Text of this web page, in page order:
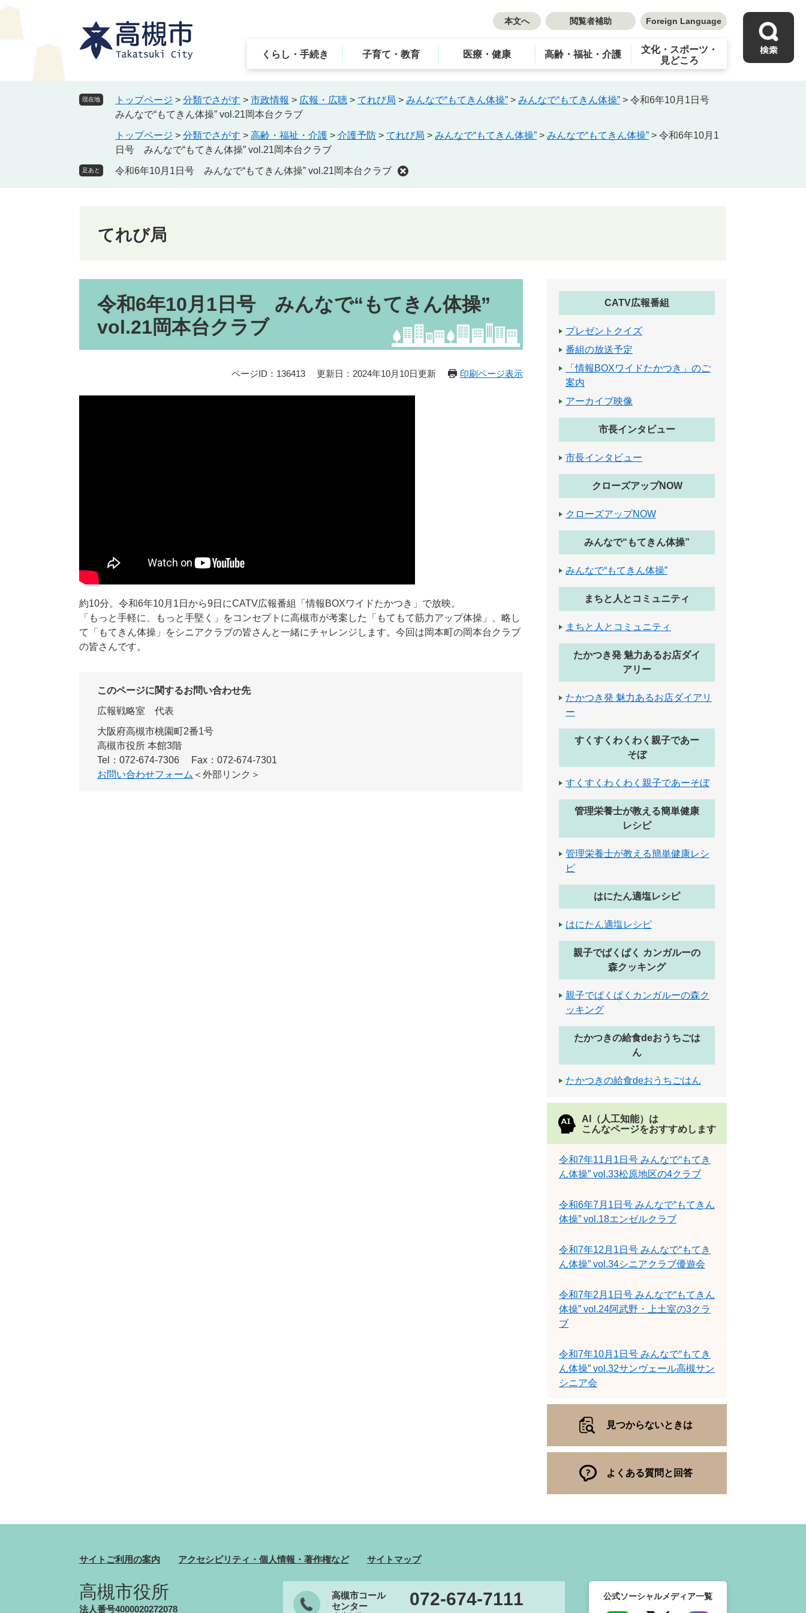
ペ
メ
本文へ 閲覧者補助 Foreign Language
くらし・手続き 子育て・教育 医療・健康 高齢・福祉・介護
文化・スポーツ・
見どころ
現在地 トップページ > 分類でさがす > 市政情報 > 広報・広聴 > てれび局 > みんなで“もてきん体操” > みんなで“もてきん体操” > 令和6年10月1日号
みんなで“もてきん体操” vol.21岡本台クラブ
トップページ > 分類でさがす > 高齢・福祉・介護 > 介護予防 > てれび局 > みんなで“もてきん体操” > みんなで“もてきん体操” > 令和6年10月1
日号 みんなで“もてきん体操” vol.21岡本台クラブ
足あと 令和6年10月1日号 みんなで“もてきん体操” vol.21岡本台クラブ
てれび局
令和6年10月1日号 みんなで“もてきん体操”
vol.21岡本台クラブ
ページID：136413 更新日：2024年10月10日更新 印刷ページ表示
約10分。令和6年10月1日から9日にCATV広報番組「情報BOXワイドたかつき」で放映。
「もっと手軽に、もっと手堅く」をコンセプトに高槻市が考案した「もてもて筋力アップ体操」、略し
て「もてきん体操」をシニアクラブの皆さんと一緒にチャレンジします。今回は岡本町の岡本台クラブ
の皆さんです。
このページに関するお問い合わせ先
広報戦略室
代表
大阪府高槻市桃園町2番1号
高槻市役所 本館3階
Tel：072-674-7306
Fax：072-674-7301
お問い合わせフォーム ＜外部リンク＞
CATV広報番組
プレゼントクイズ
番組の放送予定
「情報BOXワイドたかつき」のご
案内
アーカイブ映像
市長インタビュー
市長インタビュー
クローズアップNOW
クローズアップNOW
みんなで“もてきん体操”
みんなで“もてきん体操”
まちと人とコミュニティ
まちと人とコミュニティ
たかつき発 魅力あるお店ダイ
アリー
たかつき発 魅力あるお店ダイアリ
ー
すくすくわくわく親子であー
そぼ
すくすくわくわく親子であーそぼ
管理栄養士が教える簡単健康
レシピ
管理栄養士が教える簡単健康レシ
ピ
はにたん適塩レシピ
はにたん適塩レシピ
親子でぱくぱく カンガルーの
森クッキング
親子でぱくぱくカンガルーの森ク
ッキング
たかつきの給食deおうちごは
ん
たかつきの給食deおうちごはん
AI（人工知能）は
こんなページをおすすめします
令和7年11月1日号 みんなで“もてき
ん体操” vol.33松原地区の4クラブ
令和6年7月1日号 みんなで“もてきん
体操” vol.18エンゼルクラブ
令和7年12月1日号 みんなで“もてき
ん体操” vol.34シニアクラブ優遊会
令和7年2月1日号 みんなで“もてきん
体操” vol.24阿武野・上土室の3クラ
ブ
令和7年10月1日号 みんなで“もてき
ん体操” vol.32サンヴェール高槻サン
シニア会
見つからないときは
よくある質問と回答
サイトご利用の案内 アクセシビリティ・個人情報・著作権など サイトマップ
高槻市役所
法人番号4000020272078
高槻市コール
センター
072-674-7111 公式ソーシャルメディア一覧